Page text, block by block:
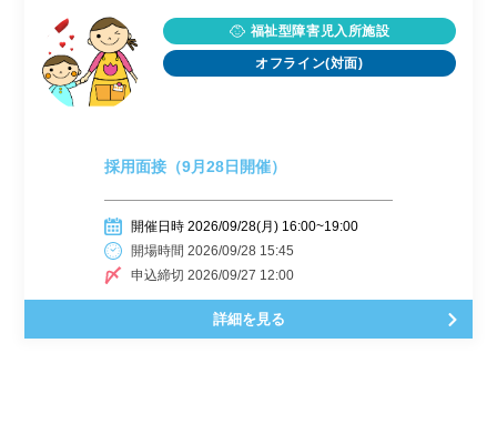
福祉型障害児入所施設
オフライン(対面)
採用面接（9月28日開催）
開催日時 2026/09/28(月) 16:00~19:00
開場時間 2026/09/28 15:45
申込締切 2026/09/27 12:00
詳細を見る